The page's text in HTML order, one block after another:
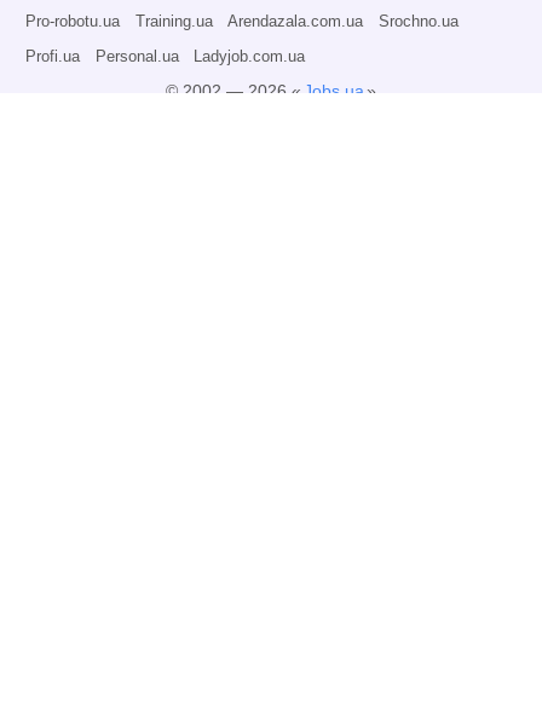
Pro-robotu.ua Training.ua Arendazala.com.ua Srochno.ua
Profi.ua Personal.ua Ladyjob.com.ua
© 2002 — 2026 « Jobs.ua»